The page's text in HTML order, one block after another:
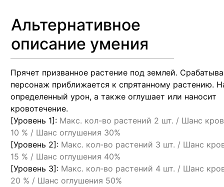
Альтернативное
описание умения
Прячет призванное растение под землей.
персонаж приближается к спрятанному растению.
определенный урон, а также оглушает или наносит
кровотечение.
[Уровень 1]: Макс. кол-во растений 2 шт. / Шанс
10 % / Шанс оглушения 30%
[Уровень 2]: Макс. кол-во растений 3 шт. / Шанс
15 % / Шанс оглушения 40%
[Уровень 3]: Макс. кол-во растений 4 шт. / Шанс
20 % / Шанс оглушения 50%